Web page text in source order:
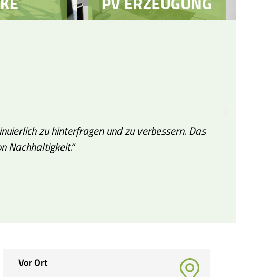
zu hinterfragen und zu verbessern. Das
Nachhaltigkeit.“
Vor Ort